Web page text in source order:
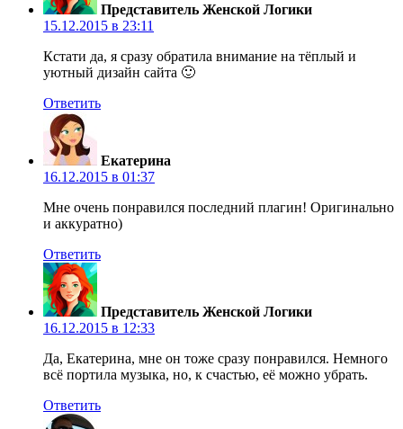
Представитель Женской Логики
15.12.2015 в 23:11
Кстати да, я сразу обратила внимание на тёплый и
уютный дизайн сайта 🙂
Ответить
Екатерина
16.12.2015 в 01:37
Мне очень понравился последний плагин! Оригинально
и аккуратно)
Ответить
Представитель Женской Логики
16.12.2015 в 12:33
Да, Екатерина, мне он тоже сразу понравился. Немного
всё портила музыка, но, к счастью, её можно убрать.
Ответить